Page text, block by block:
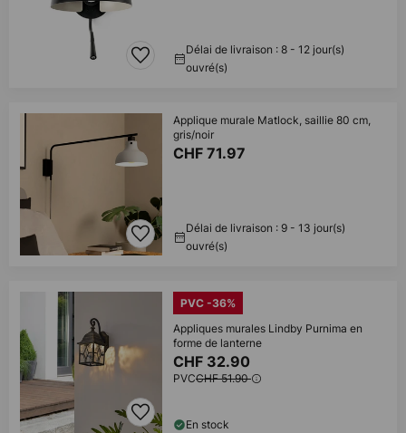
Délai de livraison : 8 - 12 jour(s)
ouvré(s)
Applique murale Matlock, saillie 80 cm,
gris/noir
CHF 71.97
Délai de livraison : 9 - 13 jour(s)
ouvré(s)
PVC -36%
Appliques murales Lindby Purnima en
forme de lanterne
CHF 32.90
PVCCHF 51.90
En stock